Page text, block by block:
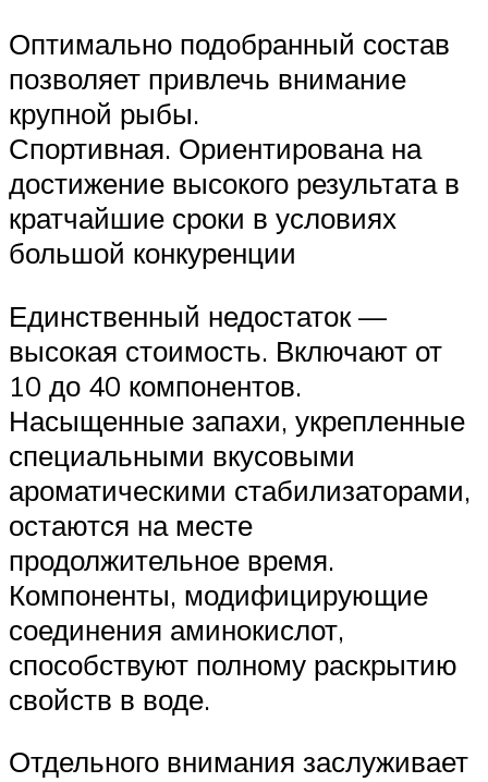
Оптимально подобранный состав
позволяет привлечь внимание
крупной рыбы.
Спортивная. Ориентирована на
достижение высокого результата в
кратчайшие сроки в условиях
большой конкуренции
Единственный недостаток —
высокая стоимость. Включают от
10 до 40 компонентов.
Насыщенные запахи, укрепленные
специальными вкусовыми
ароматическими стабилизаторами,
остаются на месте
продолжительное время.
Компоненты, модифицирующие
соединения аминокислот,
способствуют полному раскрытию
свойств в воде.
Отдельного внимания заслуживает